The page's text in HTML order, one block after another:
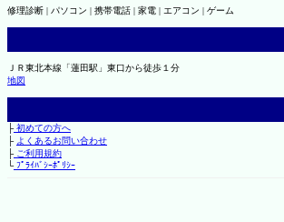
修理診断 | パソコン | 携帯電話 | 家電 | エアコン | ゲーム
ＪＲ東北本線「蓮田駅」東口から徒歩１分
地図
├初めての方へ
├ よくあるお問い合わせ
├ご利用規約
└ﾌﾟﾗｲﾊﾞｼｰﾎﾟﾘｼｰ